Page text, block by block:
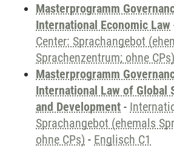
Masterprogramm
International Economic Law
Center: Sprachangebot
Sprachenzentrum; ohne CPs)
Masterprogramm
International Law of Global
and Development -
Sprachangebot (ehemals
ohne CPs) - Englisch C1